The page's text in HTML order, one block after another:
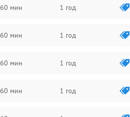
60 мин 1 год
60 мин 1 год
60 мин 1 год
60 мин 1 год